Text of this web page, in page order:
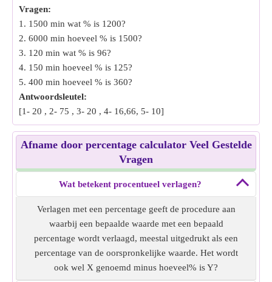
Vragen:
1. 1500 min wat % is 1200?
2. 6000 min hoeveel % is 1500?
3. 120 min wat % is 96?
4. 150 min hoeveel % is 125?
5. 400 min hoeveel % is 360?
Antwoordsleutel:
[1- 20 , 2- 75 , 3- 20 , 4- 16,66, 5- 10]
Afname door percentage calculator Veel Gestelde
Vragen
Wat betekent procentueel verlagen?
Verlagen met een percentage geeft de procedure aan
waarbij een bepaalde waarde met een bepaald
percentage wordt verlaagd, meestal uitgedrukt als een
percentage van de oorspronkelijke waarde. Het wordt
ook wel X genoemd minus hoeveel% is Y?